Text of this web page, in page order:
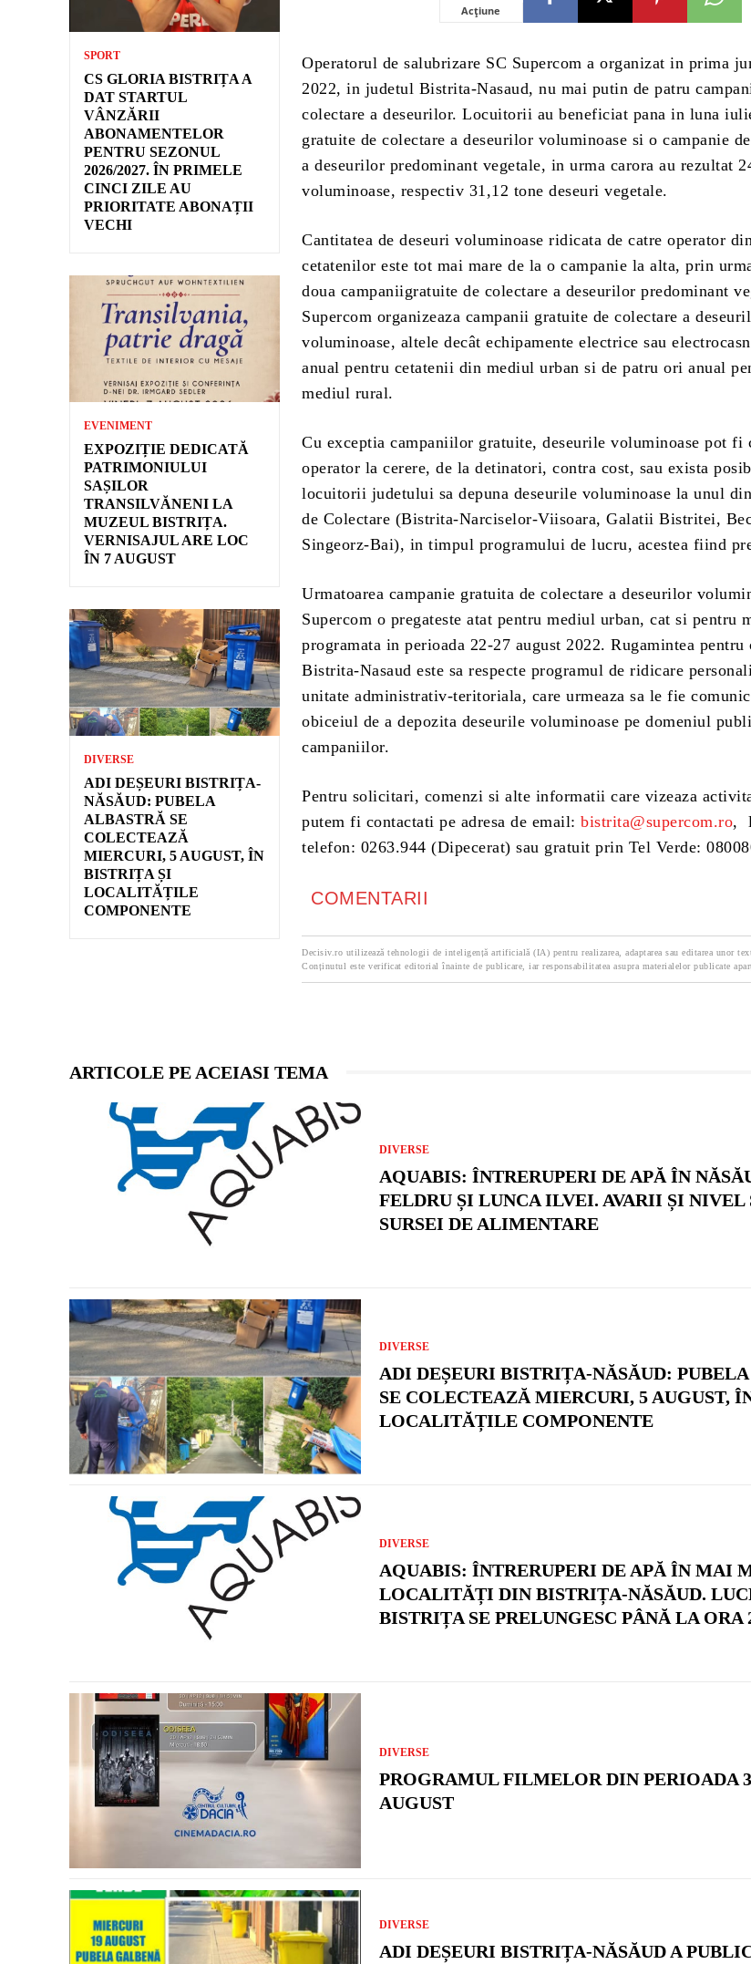
SPORT
CS GLORIA BISTRIȚA A
DAT STARTUL
VÂNZĂRII
ABONAMENTELOR
PENTRU SEZONUL
2026/2027. ÎN PRIMELE
CINCI ZILE AU
PRIORITATE ABONAȚII
VECHI
EVENIMENT
EXPOZIȚIE DEDICATĂ
PATRIMONIULUI
SAȘILOR
TRANSILVĂNENI LA
MUZEUL BISTRIȚA.
VERNISAJUL ARE LOC
ÎN 7 AUGUST
DIVERSE
ADI DEȘEURI BISTRIȚA-
NĂSĂUD: PUBELA
ALBASTRĂ SE
COLECTEAZĂ
MIERCURI, 5 AUGUST, ÎN
BISTRIȚA ȘI
LOCALITĂȚILE
COMPONENTE
Acțiune
Operatorul de salubrizare SC Supercom a organizat in prima
2022, in judetul Bistrita-Nasaud, nu mai putin de patru
colectare a deseurilor. Locuitorii au beneficiat pana in luna
gratuite de colectare a deseurilor voluminoase si o campanie
a deseurilor predominant vegetale, in urma carora au rezultat
voluminoase, respectiv 31,12 tone deseuri vegetale.
Cantitatea de deseuri voluminoase ridicata de catre operator
cetatenilor este tot mai mare de la o campanie la alta, prin
doua campaniigratuite de colectare a deseurilor predominant
Supercom organizeaza campanii gratuite de colectare a
voluminoase, altele decât echipamente electrice sau
anual pentru cetatenii din mediul urban si de patru ori anual
mediul rural.
Cu exceptia campaniilor gratuite, deseurile voluminoase pot fi
operator la cerere, de la detinatori, contra cost, sau exista
locuitorii judetului sa depuna deseurile voluminoase la unul
de Colectare (Bistrita-Narciselor-Viisoara, Galatii Bistritei,
Singeorz-Bai), in timpul programului de lucru, acestea fiind
Urmatoarea campanie gratuita de colectare a deseurilor
Supercom o pregateste atat pentru mediul urban, cat si pentru
programata in perioada 22-27 august 2022. Rugamintea
Bistrita-Nasaud este sa respecte programul de ridicare
unitate administrativ-teritoriala, care urmeaza sa le fie
obiceiul de a depozita deseurile voluminoase pe domeniul
campaniilor.
Pentru solicitari, comenzi si alte informatii care vizeaza
putem fi contactati pe adresa de email:bistrita@supercom.ro,
telefon: 0263.944 (Dipecerat) sau gratuit prin Tel Verde:
COMENTARII
Decisiv.ro utilizează tehnologii de inteligență artificială (IA) pentru realizarea, adaptarea sau editarea unor
Conținutul este verificat editorial înainte de publicare, iar responsabilitatea asupra materialelor publicate
ARTICOLE PE ACEIASI TEMA
DIVERSE
AQUABIS: ÎNTRERUPERI DE APĂ ÎN
FELDRU ȘI LUNCA ILVEI. AVARII ȘI NIVEL
SURSEI DE ALIMENTARE
DIVERSE
ADI DEȘEURI BISTRIȚA-NĂSĂUD:
SE COLECTEAZĂ MIERCURI, 5 AUGUST,
LOCALITĂȚILE COMPONENTE
DIVERSE
AQUABIS: ÎNTRERUPERI DE APĂ ÎN MAI
LOCALITĂȚI DIN BISTRIȚA-NĂSĂUD.
BISTRIȚA SE PRELUNGESC PÂNĂ LA ORA
DIVERSE
PROGRAMUL FILMELOR DIN PERIOADA
AUGUST
DIVERSE
ADI DEȘEURI BISTRIȚA-NĂSĂUD A